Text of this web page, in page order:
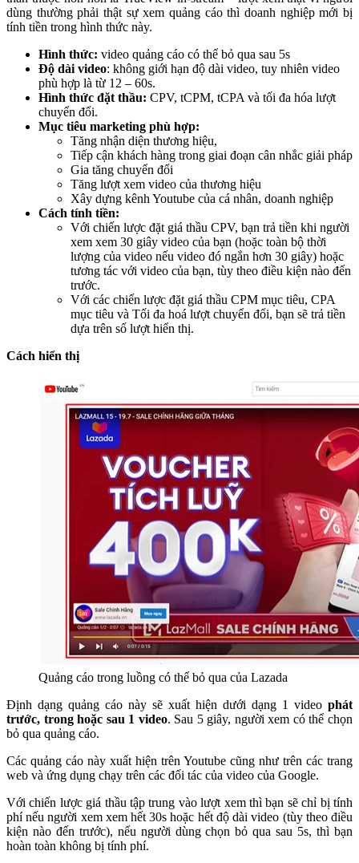
dùng thường phải thật sự xem quảng cáo thì doanh nghiệp mới bị
tính tiền trong hình thức này.
Hình thức: video quảng cáo có thể bỏ qua sau 5s
Độ dài video: không giới hạn độ dài video, tuy nhiên video
phù hợp là từ 12 – 60s.
Hình thức đặt thầu: CPV, tCPM, tCPA và tối đa hóa lượt
chuyển đổi.
Mục tiêu marketing phù hợp:
Tăng nhận diện thương hiệu,
Tiếp cận khách hàng trong giai đoạn cân nhắc giải pháp
Gia tăng chuyển đổi
Tăng lượt xem video của thương hiệu
Xây dựng kênh Youtube của cá nhân, doanh nghiệp
Cách tính tiền:
Với chiến lược đặt giá thầu CPV, bạn trả tiền khi người
xem xem 30 giây video của bạn (hoặc toàn bộ thời
lượng của video nếu video đó ngắn hơn 30 giây) hoặc
tương tác với video của bạn, tùy theo điều kiện nào đến
trước.
Với các chiến lược đặt giá thầu CPM mục tiêu, CPA
mục tiêu và Tối đa hoá lượt chuyển đổi, bạn sẽ trả tiền
dựa trên số lượt hiển thị.
Cách hiển thị
Quảng cáo trong luồng có thể bỏ qua của Lazada
Định dạng quảng cáo này sẽ xuất hiện dưới dạng 1 video phát
trước, trong hoặc sau 1 video. Sau 5 giây, người xem có thể chọn
bỏ qua quảng cáo.
Các quảng cáo này xuất hiện trên Youtube cũng như trên các trang
web và ứng dụng chạy trên các đối tác của video của Google.
Với chiến lược giá thầu tập trung vào lượt xem thì bạn sẽ chỉ bị tính
phí nếu người xem xem hết 30s hoặc hết độ dài video (tùy theo điều
kiện nào đến trước), nếu người dùng chọn bỏ qua sau 5s, thì bạn
hoàn toàn không bị tính phí.